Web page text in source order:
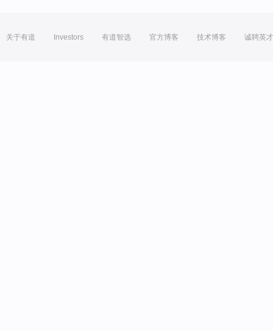
关于有道 Investors 有道智选 官方博客 技术博客 诚聘英才